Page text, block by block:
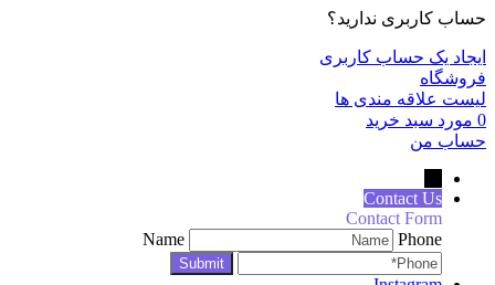
حساب کاربری ندارید؟
ایجاد یک حساب کاربری
فروشگاه
لیست علاقه مندی ها
0 مورد سبد خرید
حساب من
Contact Us
Contact Form
Name
Phone